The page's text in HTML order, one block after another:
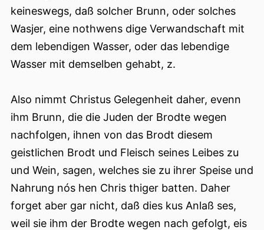
keineswegs, daß solcher Brunn, oder solches
Wasjer, eine nothwens dige Verwandschaft mit
dem lebendigen Wasser, oder das lebendige
Wasser mit demselben gehabt, z.
Also nimmt Christus Gelegenheit daher, evenn
ihm Brunn, die die Juden der Brodte wegen
nachfolgen, ihnen von das Brodt diesem
geistlichen Brodt und Fleisch seines Leibes zu
und Wein, sagen, welches sie zu ihrer Speise und
Nahrung nós hen Chris thiger batten. Daher
forget aber gar nicht, daß dies kus Anlaß ses,
weil sie ihm der Brodte wegen nach gefolgt, eis